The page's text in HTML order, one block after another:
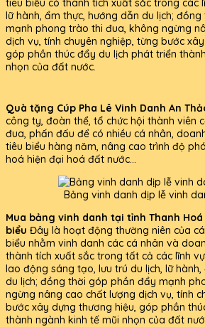
tiêu biểu có thành tích xuất sắc trong các
lữ hành, ẩm thực, hướng dẫn du lịch;
mạnh phong trào thi đua, không ngừng
dịch vụ, tính chuyên nghiệp, từng bước
góp phần thúc đẩy du lịch phát triển
nhọn của đất nước.
Quà tặng Cúp Pha Lê Vinh Danh An
công ty, đoàn thể, tổ chức hội thành viên
đua, phấn đấu để có nhiều cá nhân,
tiêu biểu hàng năm, nâng cao trình độ
hoá hiện đại hoá đất nước...
Bảng vinh danh dịp lễ vinh
Mua bảng vinh danh tại tỉnh Thanh
biểu Đây là hoạt động thường niên của
biểu nhằm vinh danh các cá nhân và
thành tích xuất sắc trong tất cả các lĩnh
lao động sáng tạo, lưu trú du lịch, lữ
du lịch; đồng thời góp phần đẩy mạnh
ngừng nâng cao chất lượng dịch vụ, tính
bước xây dựng thương hiệu, góp phần
thành ngành kinh tế mũi nhọn của đất